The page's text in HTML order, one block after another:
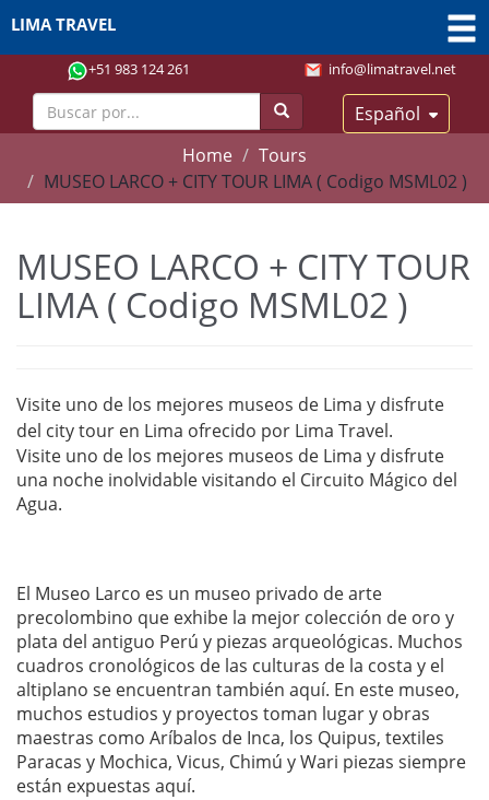
+51 983 124 261 info@limatravel.net
Español
LIMA TRAVEL
Home
Tours
MUSEO LARCO + CITY TOUR LIMA ( Codigo MSML02 )
MUSEO LARCO + CITY TOUR
LIMA ( Codigo MSML02 )
Visite uno de los mejores museos de Lima y disfrute
del city tour en Lima ofrecido por Lima Travel.
Visite uno de los mejores museos de Lima y disfrute
una noche inolvidable visitando el Circuito Mágico del
Agua.
El Museo Larco es un museo privado de arte
precolombino que exhibe la mejor colección de oro y
plata del antiguo Perú y piezas arqueológicas. Muchos
cuadros cronológicos de las culturas de la costa y el
altiplano se encuentran también aquí. En este museo,
muchos estudios y proyectos toman lugar y obras
maestras como Aríbalos de Inca, los Quipus, textiles
Paracas y Mochica, Vicus, Chimú y Wari piezas siempre
están expuestas aquí.